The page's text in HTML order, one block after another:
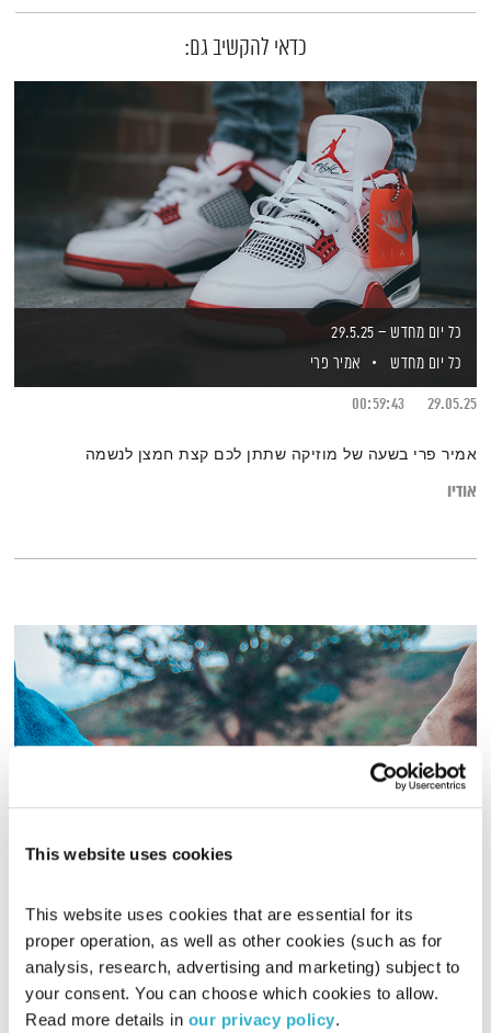
This website uses cookies
This website uses cookies that are essential for its
proper operation, as well as other cookies (such as for
analysis, research, advertising and marketing) subject to
your consent. You can choose which cookies to allow.
Read more details in our privacy policy.
כדאי להקשיב גם:
כל יום מחדש – 29.5.25
כל יום מחדש
אמיר פרי
29.05.25
00:59:43
אמיר פרי בשעה של מוזיקה שתתן לכם קצת חמצן לנשמה
אודיו
כי באדם אאמין
אברום בורג
04.11.18
00:46:53
אברום בורג בתכנית רדיו אישית, במעבר שבין השבוע לסוף השבוע,
ובמחשבות על השונה והדומה, המשותף והמפריד. והפעם – חברים